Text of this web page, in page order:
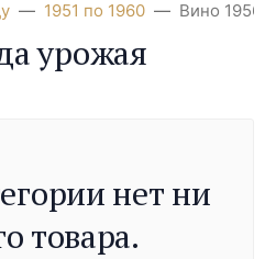
1951 по 1960 Вино 1956
урожая
нет ни
товара.